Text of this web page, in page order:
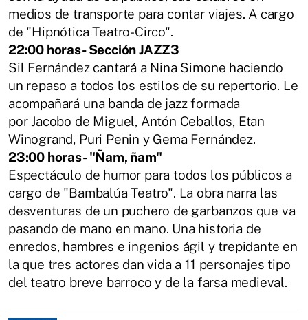
medios de transporte para contar viajes. A cargo
de "Hipnótica Teatro-Circo".
22:00 horas- Sección JAZZ3
Sil Fernández cantará a Nina Simone haciendo
un repaso a todos los estilos de su repertorio. Le
acompañará una banda de jazz formada
por Jacobo de Miguel, Antón Ceballos, Etan
Winogrand, Puri Penin y Gema Fernández.
23:00 horas- "Ñam, ñam"
Espectáculo de humor para todos los públicos a
cargo de "Bambalúa Teatro". La obra narra las
desventuras de un puchero de garbanzos que va
pasando de mano en mano. Una historia de
enredos, hambres e ingenios ágil y trepidante en
la que tres actores dan vida a 11 personajes tipo
del teatro breve barroco y de la farsa medieval.